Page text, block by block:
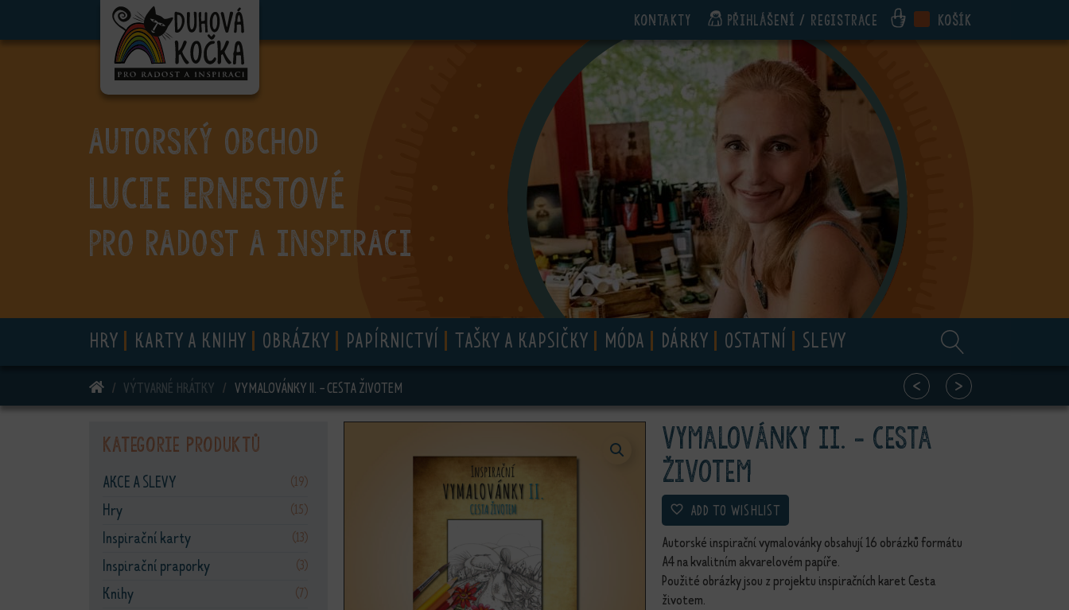
Kontakty Přihlášení / registrace Košík
AUTORSKÝ OBCHOD
Lucie Ernestové
PRO RADOST A INSPIRACI
HRY KARTY A KNIHY OBRÁZKY PAPÍRNICTVÍ TAŠKY A KAPSIČKY MÓDA DÁRKY OSTATNÍ SLEVY
DOMŮVÝTVARNÉ HRÁTKY VYMALOVÁNKY II. - CESTA ŽIVOTEM < >
Kategorie produktů
AKCE A SLEVY (19)
Hry (15)
Inspirační karty (13)
Inspirační praporky (3)
Knihy (7)
Vymalovánky II. - Cesta
životem
ADD TO WISHLIST
Autorské inspirační vymalovánky obsahují 16 obrázků formátu
A4 na kvalitním akvarelovém papíře.
Použité obrázky jsou z projektu inspiračních karet Cesta
životem.